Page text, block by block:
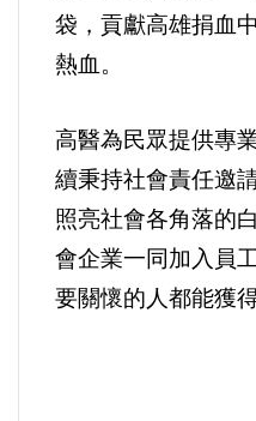
袋，貢獻高雄捐血
熱血。
高醫為民眾提供專
續秉持社會責任邀
照亮社會各角落的
會企業一同加入員
要關懷的人都能獲